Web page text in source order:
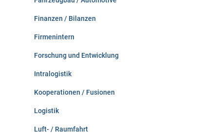
Finanzen / Bilanzen
Firmenintern
Forschung und Entwicklung
Intralogistik
Kooperationen / Fusionen
Logistik
Luft- / Raumfahrt